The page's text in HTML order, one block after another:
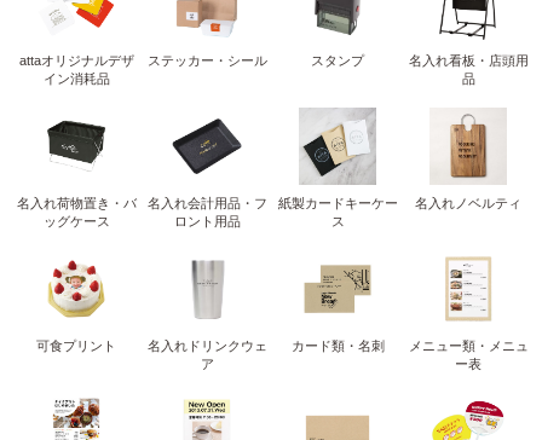
attaオリジナルデザ
イン消耗品
ステッカー・シール スタンプ
名入れ看板・店頭用
品
名入れ荷物置き・バ
ッグケース
名入れ会計用品・フ
ロント用品
紙製カードキーケー
ス
名入れノベルティ
可食プリント
名入れドリンクウェ
ア
カード類・名刺
メニュー類・メニュ
ー表